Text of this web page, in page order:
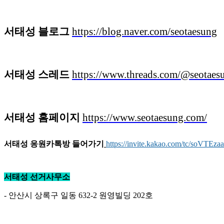
서태성 블로그 https://blog.naver.com/seotaesung
서태성 스레드 https://www.threads.com/
서태성 홈페이지 https://www.seotaesung.com/
서태성 응원카톡방 들어가기 https://invite.kakao.com/tc/
서태성 선거사무소
- 안산시 상록구 일동 632-2 원영빌딩 202호